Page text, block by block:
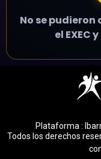
No se
el EXEC
Plataforma :
Todos los derechos